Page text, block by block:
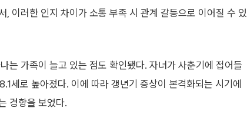
이러한 인지 차이가 소통 부족 시 관계 갈등으로 이어질 수 있
는 가족이 늘고 있는 점도 확인됐다. 자녀가 사춘기에 접어들
로 높아졌다. 이에 따라 갱년기 증상이 본격화되는 시기에
경향을 보였다.